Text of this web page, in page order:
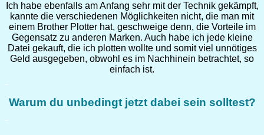
Ich habe ebenfalls am Anfang sehr mit der Technik gekämpft,
kannte die verschiedenen Möglichkeiten nicht, die man mit
einem Brother Plotter hat, geschweige denn, die Vorteile im
Gegensatz zu anderen Marken. Auch habe ich jede kleine
Datei gekauft, die ich plotten wollte und somit viel unnötiges
Geld ausgegeben, obwohl es im Nachhinein betrachtet, so
einfach ist.
Warum du unbedingt jetzt dabei sein solltest?